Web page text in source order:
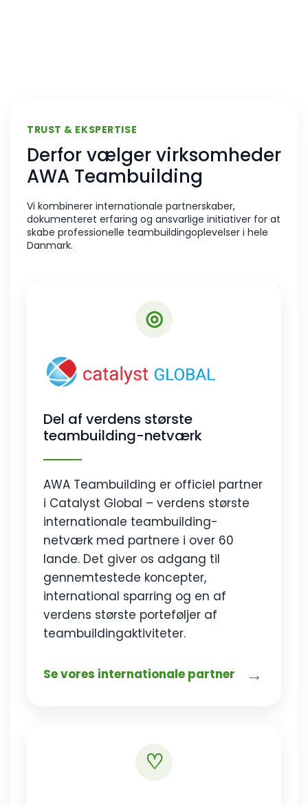
TRUST & EKSPERTISE
Derfor vælger virksomheder
AWA Teambuilding
Vi kombinerer internationale partnerskaber,
dokumenteret erfaring og ansvarlige initiativer for at
skabe professionelle teambuildingoplevelser i hele
Danmark.
◎
Del af verdens største
teambuilding-netværk
AWA Teambuilding er officiel partner
i Catalyst Global – verdens største
internationale teambuilding-
netværk med partnere i over 60
lande. Det giver os adgang til
gennemtestede koncepter,
international sparring og en af
verdens største porteføljer af
teambuildingaktiviteter.
Se vores internationale partner →
♡